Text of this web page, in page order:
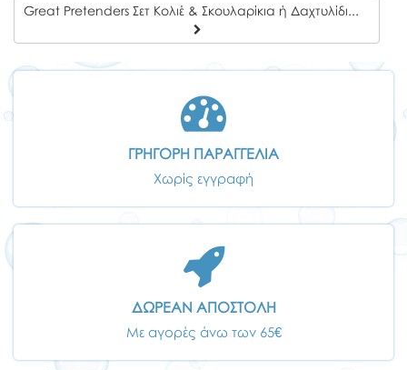
Great Pretenders Σετ Κολιέ & Σκουλαρίκια ή Δαχτυλίδι Ολογραφικό Αστέρι
ΓΡΗΓΟΡΗ ΠΑΡΑΓΓΕΛΙΑ
Χωρίς εγγραφή
ΔΩΡΕΑΝ ΑΠΟΣΤΟΛΗ
Με αγορές άνω των 65€